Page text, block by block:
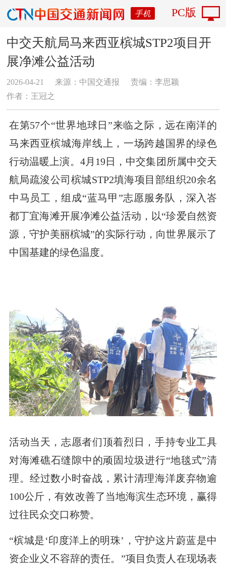
手机 PC版
中交天航局马来西亚槟城STP2项目开
展净滩公益活动
2026-04-21 来源：中国交通报
责编：李思颖
作者：王冠之
在第57个“世界地球日”来临之际，远在南洋的
马来西亚槟城海岸线上，一场跨越国界的绿色
行动温暖上演。4月19日，中交集团所属中交天
航局疏浚公司槟城STP2填海项目部组织20余名
中马员工，组成“蓝马甲”志愿服务队，深入峇
都丁宜海滩开展净滩公益活动，以“珍爱自然资
源，守护美丽槟城”的实际行动，向世界展示了
中国基建的绿色温度。
活动当天，志愿者们顶着烈日，手持专业工具
对海滩礁石缝隙中的顽固垃圾进行“地毯式”清
理。经过数小时奋战，累计清理海洋废弃物逾
100公斤，有效改善了当地海滨生态环境，赢得
过往民众交口称赞。
“槟城是‘印度洋上的明珠’，守护这片蔚蓝是中
资企业义不容辞的责任。”项目负责人在现场表